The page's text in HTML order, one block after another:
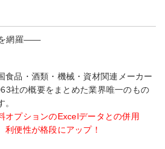
を網羅――
食品・酒類・機械・資材関連メーカー
社の概要をまとめた業界唯一のもの
。
オプションのExcelデータとの併用
利便性が格段にアップ！